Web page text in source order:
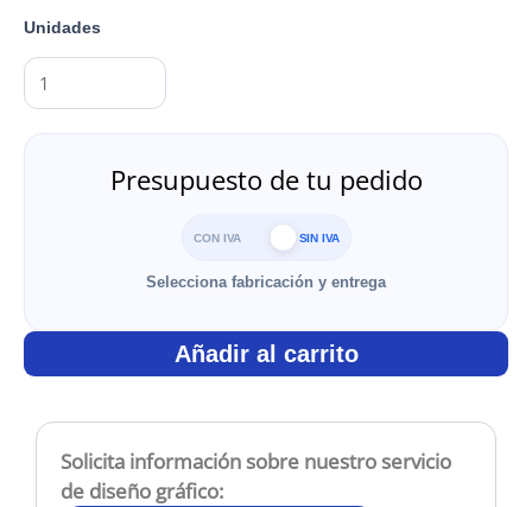
Unidades
Presupuesto de tu pedido
CON IVA SIN IVA
Selecciona fabricación y entrega
Añadir al carrito
Solicita información sobre nuestro servicio
de diseño gráfico: